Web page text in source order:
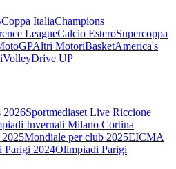
Coppa ItaliaChampions
LeagueCalcio EsteroSupercoppa
Altri MotoriBasketAmerica's
VolleyDrive UP
2026Sportmediaset Live Riccione
Invernali Milano Cortina
Mondiale per club 2025EICMA
Parigi 2024Olimpiadi Parigi